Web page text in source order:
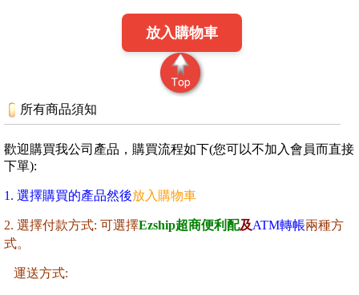
放入購物車
所有商品須知
歡迎購買我公司產品，購買流程如下(您可以不加入會員而直接
下單):
1. 選擇購買的產品然後放入購物車
2. 選擇付款方式: 可選擇Ezship超商便利配及ATM轉帳兩種方
式。
運送方式: